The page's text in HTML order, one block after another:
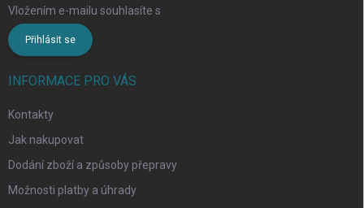
Vložením e-mailu souhlasíte s
Přihlásit se
INFORMACE PRO VÁS
Kontakty
Jak nakupovat
Dodání zboží a způsoby přepravy
Možnosti platby a úhrady